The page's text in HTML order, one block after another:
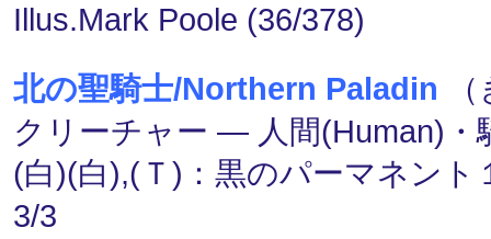
Illus.Mark Poole (36/378)
北の聖騎士/Northern Paladin
クリーチャー ― 人間(Human)
(白)(白),(Ｔ)：黒のパーマネン
3/3